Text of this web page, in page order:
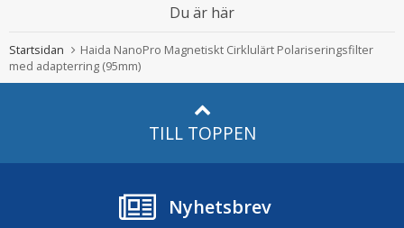
Du är här
Startsidan
Haida NanoPro Magnetiskt Cirklulärt Polariseringsfilter
med adapterring (95mm)
TILL TOPPEN
Nyhetsbrev